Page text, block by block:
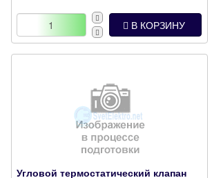
В КОРЗИНУ
Угловой термостатический клапан